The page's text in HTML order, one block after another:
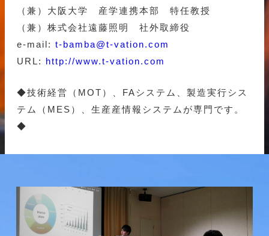
（兼）大阪大学 産学連携本部 特任教授
（兼）株式会社遠藤照明 社外取締役
e-mail: t-bamba@t-vation.com
URL: http://www.t-vation.com
◆技術経営（MOT）、FAシステム、製造実行シス
テム（MES）、生産産情報システムが専門です。
◆